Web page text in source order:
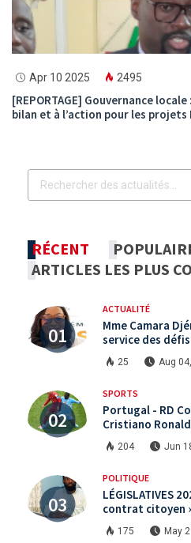
Apr 10 2025 2495
[REPORTAGE] Gouvernance
bilan et à l’action pour les projets
RÉCENT
ARTICLES LES PLUS
ACTUALITÉ
Mme Camara
service des
République
25 Aug
SPORTS
Portugal - RD
Cristiano
international ?
204 Jun
POLITIQUE
LÉGISLATIVES
contrat citoyen
saturée.
175 May